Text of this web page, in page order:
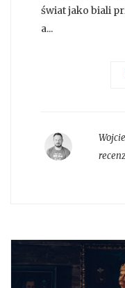
świat jako biali
a...